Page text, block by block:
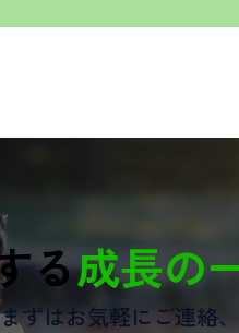
る成長の
まずはお気軽にご連絡